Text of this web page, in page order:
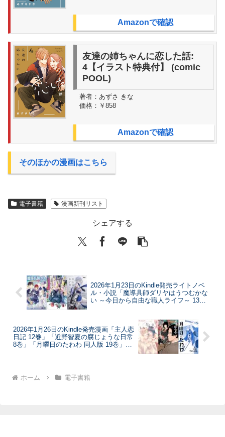
Amazonで確認
友達の姉ちゃんに恋した話:
4【イラスト特典付】 (comic
POOL)
著者： あずさ きな
価格： ￥858
Amazonで確認
そのほかの漫画はこちら
電子書籍 漫画新刊リスト
シェアする
2026年1月23日のKindle発売ライトノベ
ル・小説「魔導具師ダリヤはうつむかな
い ～今日から自由な職人ライフ～ 13
2026年1月26日のKindle発売漫画「主人恋
日記 12巻」「近野智夏の腐じょうな日常
8巻」「月曜日のたわわ 同人版 19巻」な
ホーム 電子書籍